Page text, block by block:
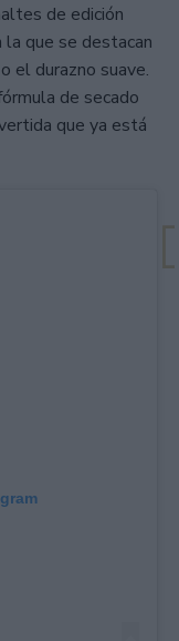
de edición
que se destacan
el durazno suave.
de secado
que ya está